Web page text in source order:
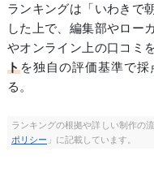
ランキングは「いわきで
した上で、編集部やロー
やオンライン上の口コミ
トを独自の評価基準で
る。
ランキングの根拠や詳しい制作の
ポリシー 」に記載しています。